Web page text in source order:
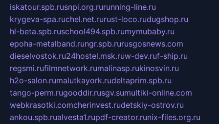
iskatour.spb.rusnpi.org.rurunning-line.ru
krygeva-spa.ruchel.net.rurust-loco.rudugshop.ru
hl-beta.spb.ruschool494.spb.rumymubaby.ru
epoha-metalband.rungr.spb.rurusgosnews.com
dieselvostok.ru24hostel.msk.ruw-dev.ruf-ship.ru
regsmi.rufilmnetwork.rumalinasp.rukinosvin.ru
h2o-salon.rumalutkayork.rudeltaprim.spb.ru
tango-perm.rugooddir.rusgv.sumultiki-online.com
webkrasotki.comcherinvest.rudetskiy-ostrov.ru
ankou.spb.rualvesta1.rupdf-creator.runix-files.org.ru